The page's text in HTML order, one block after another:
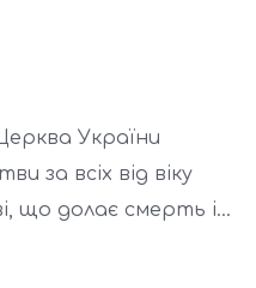
України
за всіх від віку
що долає смерть і...